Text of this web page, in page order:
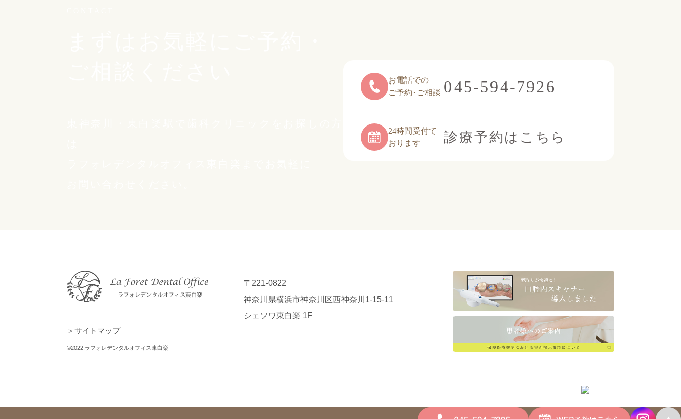
お電話での
ご予約･ご相談 045-594-7926
24時間受付て
おります
診療予約はこちら
＞サイトマップ
©2022.ラフォレデンタルオフィス東白楽
〒221-0822
神奈川県横浜市神奈川区西神奈川1-15-11
シェソワ東白楽 1F